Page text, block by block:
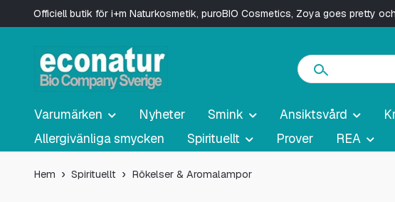
Officiell butik för i+m Naturkosmetik, puroBIO Cosmetics, Zoya goes pretty
Varumärken Nyheter Smink Ansiktsvård
Allergivänliga smycken
Spirituellt Prover REA
Hem Spirituellt Rökelser & Aromalampor